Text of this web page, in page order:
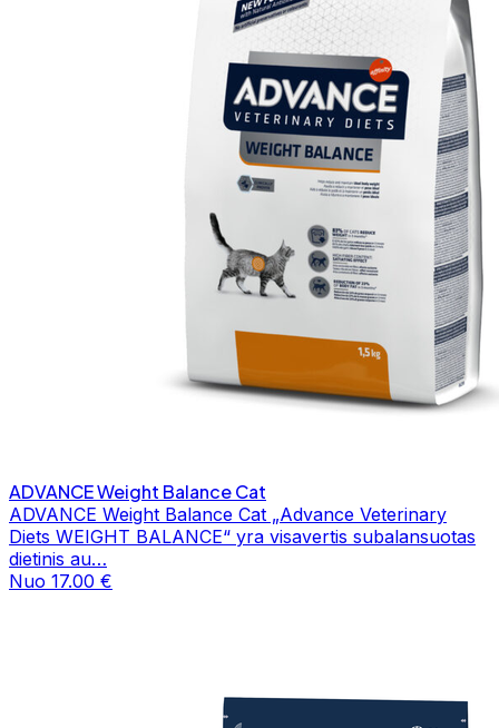
ADVANCE Weight Balance Cat
ADVANCE Weight Balance Cat „Advance Veterinary
Diets WEIGHT BALANCE“ yra visavertis subalansuotas
dietinis au…
Nuo 17.00 €